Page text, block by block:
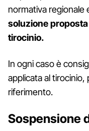
normativa regionale
soluzione
tirocinio.
In ogni caso è
applicata al tirocinio,
riferimento.
Sospensione